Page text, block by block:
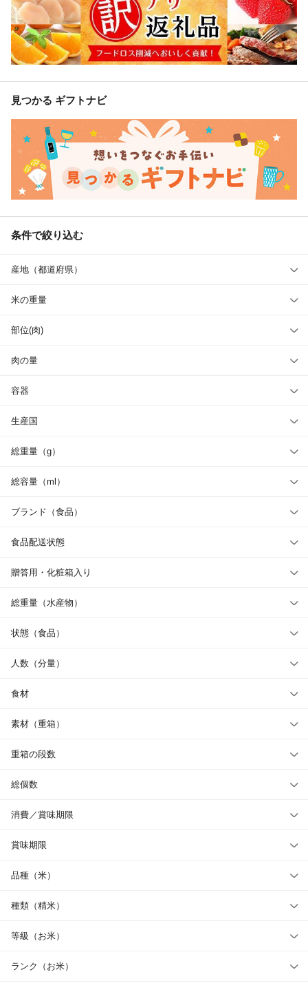
見つかる ギフトナビ
条件で絞り込む
産地（都道府県）
米の重量
部位(肉)
肉の量
容器
生産国
総重量（g）
総容量（ml）
ブランド（食品）
食品配送状態
贈答用・化粧箱入り
総重量（水産物）
状態（食品）
人数（分量）
食材
素材（重箱）
重箱の段数
総個数
消費／賞味期限
賞味期限
品種（米）
種類（精米）
等級（お米）
ランク（お米）